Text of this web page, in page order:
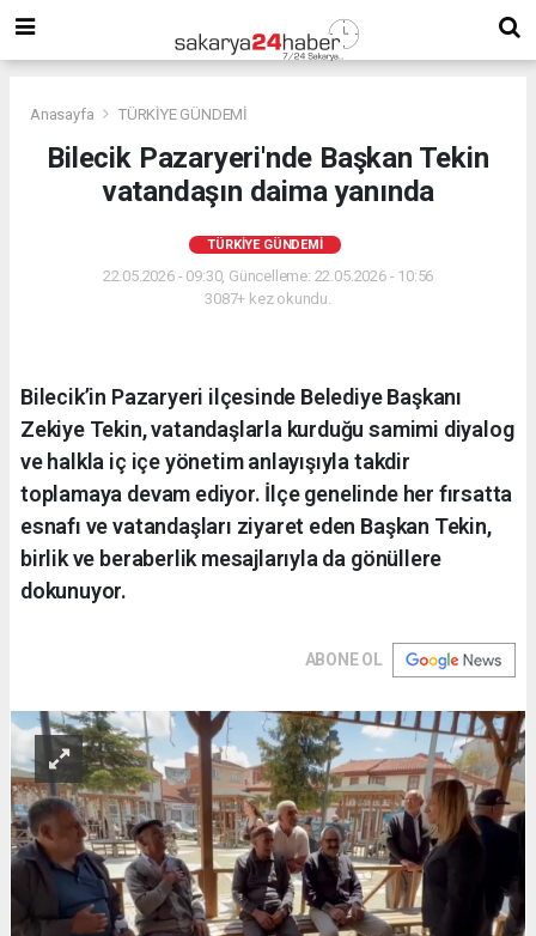
Anasayfa TÜRKİYE GÜNDEMİ
Bilecik Pazaryeri'nde Başkan Tekin
vatandaşın daima yanında
TÜRKİYE GÜNDEMİ
22.05.2026 - 09:30, Güncelleme: 22.05.2026 - 10:56
3087+ kez okundu.
Bilecik’in Pazaryeri ilçesinde Belediye Başkanı
Zekiye Tekin, vatandaşlarla kurduğu samimi diyalog
ve halkla iç içe yönetim anlayışıyla takdir
toplamaya devam ediyor. İlçe genelinde her fırsatta
esnafı ve vatandaşları ziyaret eden Başkan Tekin,
birlik ve beraberlik mesajlarıyla da gönüllere
dokunuyor.
ABONE OL